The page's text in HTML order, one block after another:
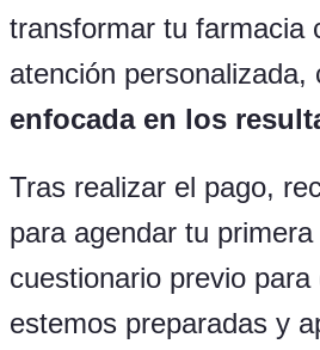
transformar tu farmacia
atención personalizada,
enfocada en los
Tras realizar el pago,
para agendar tu
cuestionario previo
estemos preparadas y